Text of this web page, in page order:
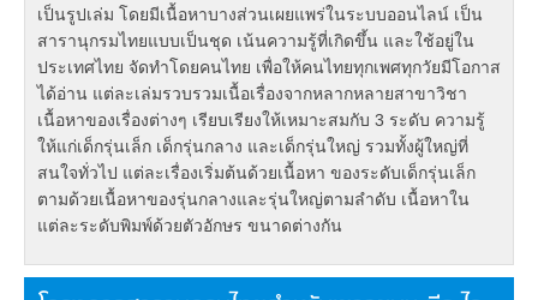
เป็นรูปเล่ม โดยมีเนื้อหาบางส่วนเผยแพร่ในระบบออนไลน์ เป็น
สารานุกรมไทยแบบเป็นชุด เน้นความรู้ที่เกิดขึ้น และใช้อยู่ใน
ประเทศไทย จัดทำโดยคนไทย เพื่อให้คนไทยทุกเพศทุกวัยมีโอกาส
ได้อ่าน แต่ละเล่มรวบรวมเนื้อเรื่องจากหลากหลายสาขาวิชา
เนื้อหาของเรื่องต่างๆ เรียบเรียงให้เหมาะสมกับ 3 ระดับ ความรู้
ให้แก่เด็กรุ่นเล็ก เด็กรุ่นกลาง และเด็กรุ่นใหญ่ รวมทั้งผู้ใหญ่ที่
สนใจทั่วไป แต่ละเรื่องเริ่มต้นด้วยเนื้อหา ของระดับเด็กรุ่นเล็ก
ตามด้วยเนื้อหาของรุ่นกลางและรุ่นใหญ่ตามลำดับ เนื้อหาใน
แต่ละระดับพิมพ์ด้วยตัวอักษร ขนาดต่างกัน